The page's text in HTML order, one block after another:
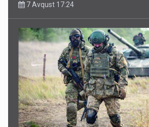
7 Avqust 17:24